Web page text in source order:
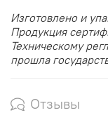
Изготовлено и
Продукция
Техническому
прошла
Отзывы